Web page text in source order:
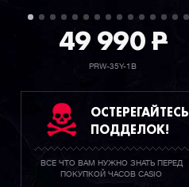
49 990P
PRW-35Y-1B
ОСТЕРЕГАЙТЕСЬ
ПОДДЕЛОК!
ВСЕ ЧТО ВАМ НУЖНО ЗНАТЬ ПЕРЕД
ПОКУПКОЙ ЧАСОВ CASIO